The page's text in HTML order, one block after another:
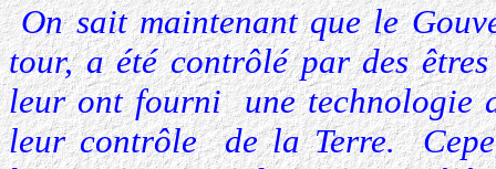
On sait maintenant que le
tour, a été contrôlé par des
leur ont fourni une technologie
leur contrôle de la Terre.